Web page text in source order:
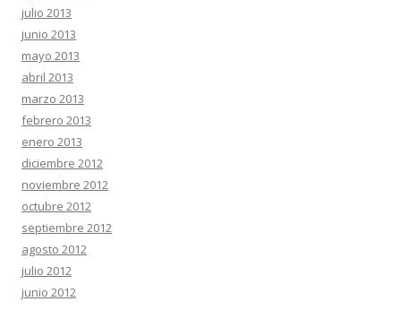
julio 2013
junio 2013
mayo 2013
abril 2013
marzo 2013
febrero 2013
enero 2013
diciembre 2012
noviembre 2012
octubre 2012
septiembre 2012
agosto 2012
julio 2012
junio 2012